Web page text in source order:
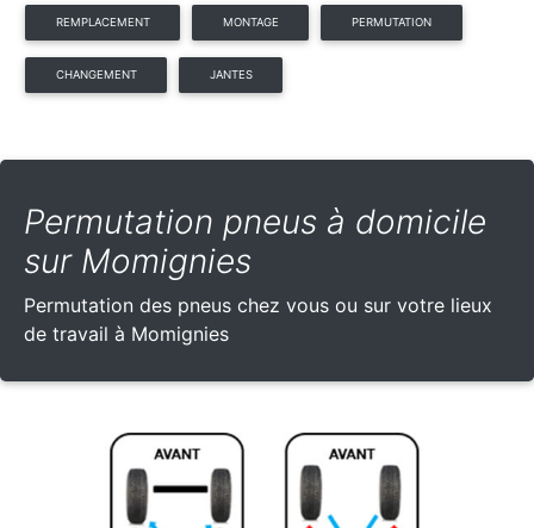
REMPLACEMENT MONTAGE PERMUTATION
CHANGEMENT JANTES
Permutation pneus à domicile
sur Momignies
Permutation des pneus chez vous ou sur votre lieux
de travail à Momignies